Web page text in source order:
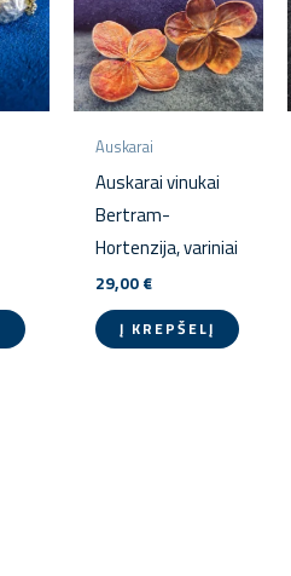
Auskarai
Auskarai vinukai
Bertram-
Hortenzija, variniai
29,00 €
Į KREPŠELĮ